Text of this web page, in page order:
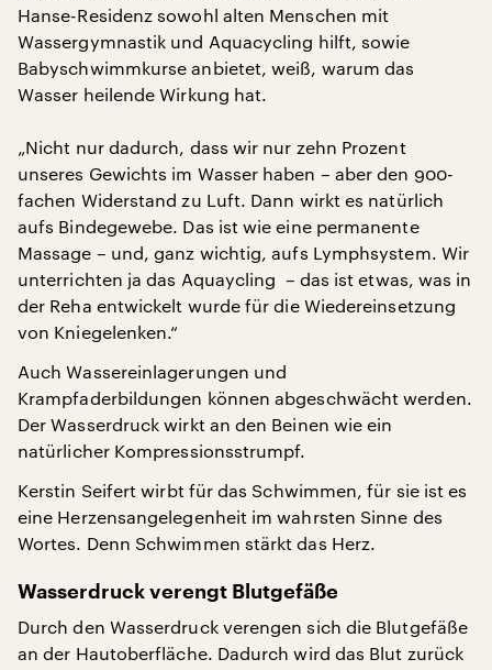
Hanse-Residenz sowohl alten Menschen mit
Wassergymnastik und Aquacycling hilft, sowie
Babyschwimmkurse anbietet, weiß, warum das
Wasser heilende Wirkung hat.
„Nicht nur dadurch, dass wir nur zehn Prozent
unseres Gewichts im Wasser haben – aber den 900-
fachen Widerstand zu Luft. Dann wirkt es natürlich
aufs Bindegewebe. Das ist wie eine permanente
Massage – und, ganz wichtig, aufs Lymphsystem. Wir
unterrichten ja das Aquaycling – das ist etwas, was in
der Reha entwickelt wurde für die Wiedereinsetzung
von Kniegelenken.“
Auch Wassereinlagerungen und
Krampfaderbildungen können abgeschwächt werden.
Der Wasserdruck wirkt an den Beinen wie ein
natürlicher Kompressionsstrumpf.
Kerstin Seifert wirbt für das Schwimmen, für sie ist es
eine Herzensangelegenheit im wahrsten Sinne des
Wortes. Denn Schwimmen stärkt das Herz.
Wasserdruck verengt Blutgefäße
Durch den Wasserdruck verengen sich die Blutgefäße
an der Hautoberfläche. Dadurch wird das Blut zurück